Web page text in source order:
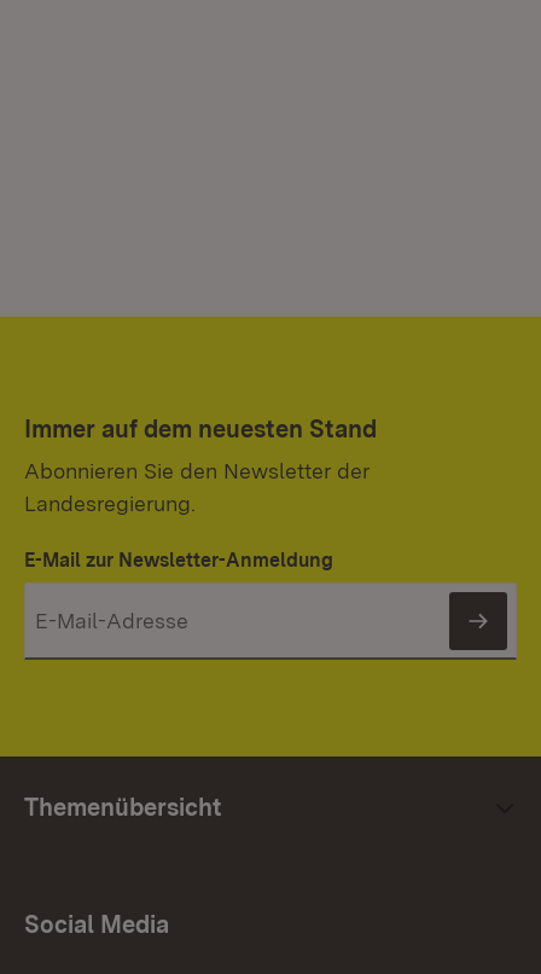
Immer auf dem neuesten Stand
Abonnieren Sie den Newsletter der
Landesregierung.
E-Mail zur Newsletter-Anmeldung
Themenübersicht
Social Media